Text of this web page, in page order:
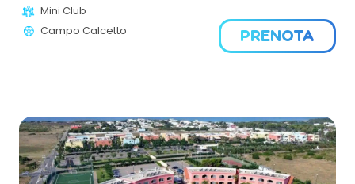
Mini Club
Campo Calcetto
PRENOTA